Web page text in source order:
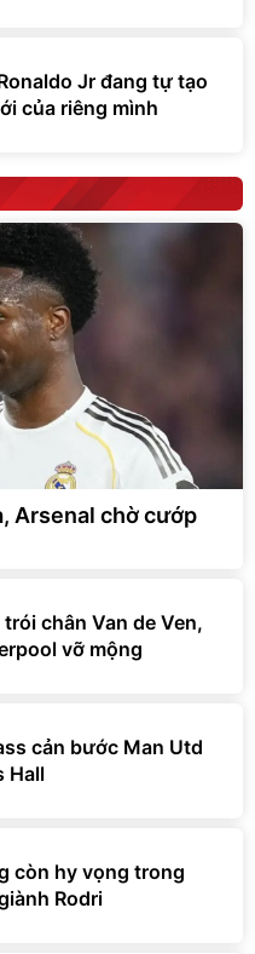
Jr đang tự tạo
của riêng mình
Arsenal chờ cướp
chân Van de Ven,
vỡ mộng
cản bước Man Utd
Hall
còn hy vọng trong
Rodri